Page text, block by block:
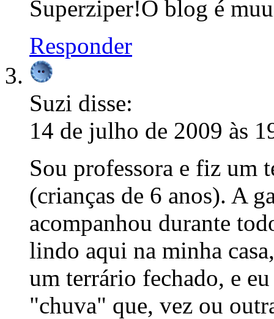
Superziper!O blog é
Responder
Suzi disse:
14 de julho de 2009 às
Sou professora e fiz um
(crianças de 6 anos). A
acompanhou durante
lindo aqui na minha
um terrário fechado, e
"chuva" que, vez ou